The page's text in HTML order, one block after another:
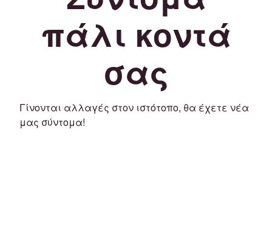
πάλι κοντά
σας
Γίνονται αλλαγές στον ιστότοπο, θα έχετε νέα
μας σύντομα!